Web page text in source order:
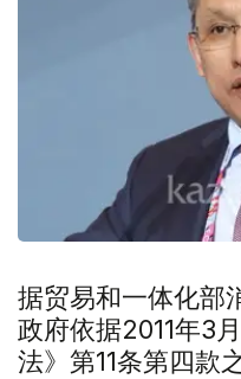
据贸易和一体化部
政府依据2011年3
法》第11条第四款